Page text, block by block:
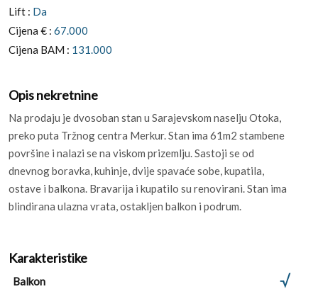
Lift : Da
Cijena € : 67.000
Cijena BAM : 131.000
Opis nekretnine
Na prodaju je dvosoban stan u Sarajevskom naselju Otoka,
preko puta Tržnog centra Merkur. Stan ima 61m2 stambene
površine i nalazi se na viskom prizemlju. Sastoji se od
dnevnog boravka, kuhinje, dvije spavaće sobe, kupatila,
ostave i balkona. Bravarija i kupatilo su renovirani. Stan ima
blindirana ulazna vrata, ostakljen balkon i podrum.
Karakteristike
Balkon